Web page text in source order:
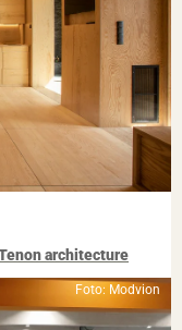
architecture
Foto: Modvion